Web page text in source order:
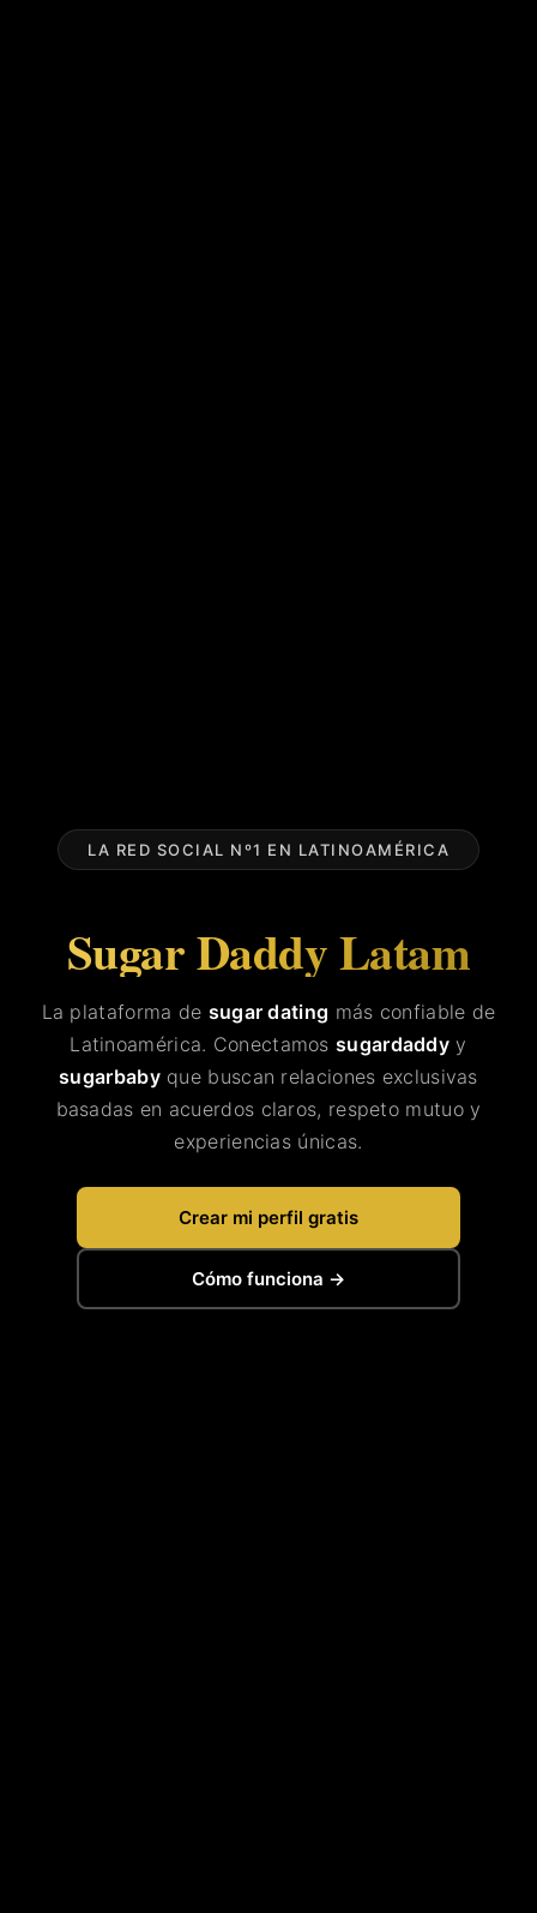
LA RED SOCIAL Nº1 EN LATINOAMÉRICA
Sugar Daddy Latam
La plataforma de sugar dating más confiable de
Latinoamérica. Conectamossugardaddy y
sugarbabyque buscan relaciones exclusivas
basadas en acuerdos claros, respeto mutuo y
experiencias únicas.
Crear mi perfil gratis
Cómo funciona →